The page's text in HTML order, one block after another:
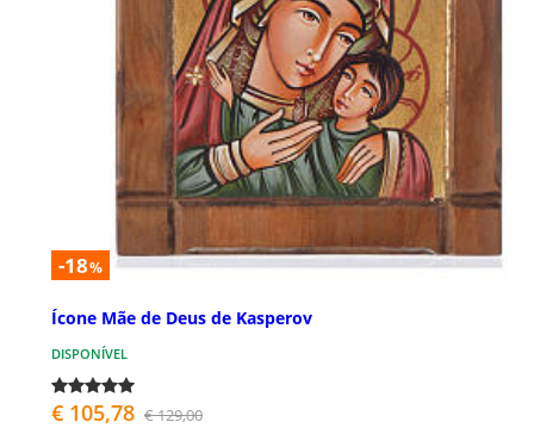
-18%
Ícone Mãe de Deus de Kasperov
DISPONÍVEL
€ 105,78 € 129,00